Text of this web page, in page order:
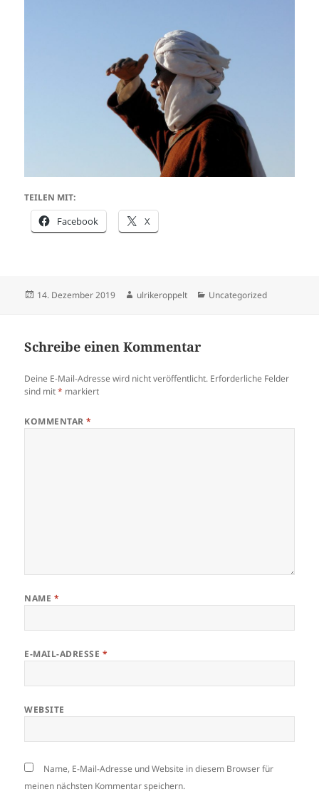
TEILEN MIT:
Facebook X
Veröffentlicht
14. Dezember 2019 Autor
ulrikeroppelt Kategorien
Uncategorized
Schreibe einen Kommentar
Deine E-Mail-Adresse wird nicht veröffentlicht. Erforderliche Felder
sind mit* markiert
KOMMENTAR*
NAME *
E-MAIL-ADRESSE *
WEBSITE
Name, E-Mail-Adresse und Website in diesem Browser für
meinen nächsten Kommentar speichern.